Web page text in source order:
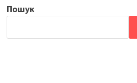
Пошук